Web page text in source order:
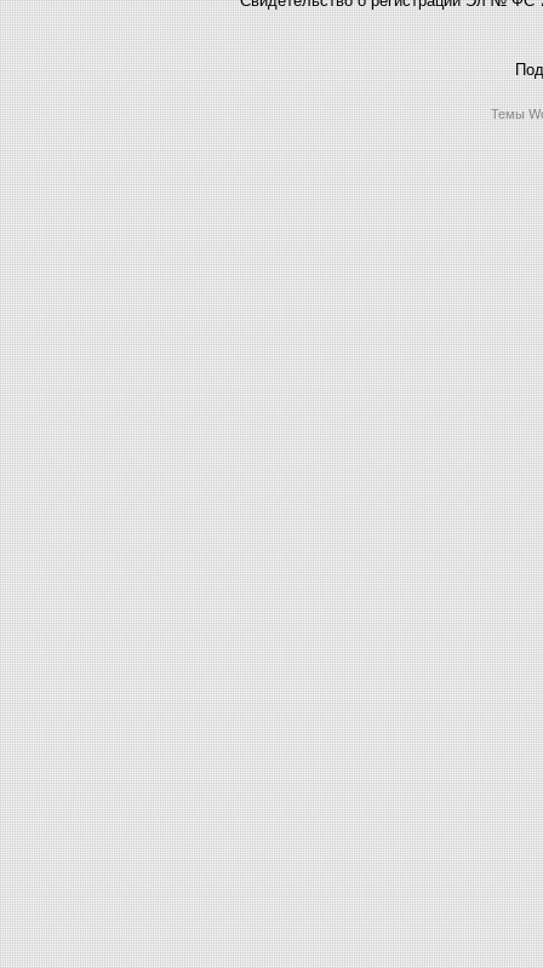
Темы